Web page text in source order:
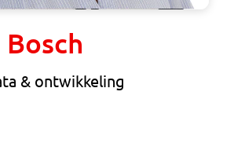
& ontwikkeling